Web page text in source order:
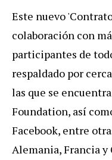
Este nuevo
colaboración con
participantes de
respaldado por
las que se
Foundation, así
Facebook, entre
Alemania, Francia y